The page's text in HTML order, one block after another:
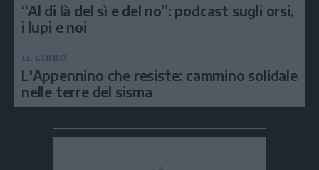
“Al di là del sì e del no”: podcast sugli orsi,
i lupi e noi
IL LIBRO
L'Appennino che resiste: cammino solidale
nelle terre del sisma